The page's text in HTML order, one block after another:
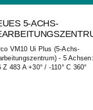
5-ACHS-
VM10 Ui Plus (5-Achs-
- 5
Z 483 A +30° / -110° C 360°